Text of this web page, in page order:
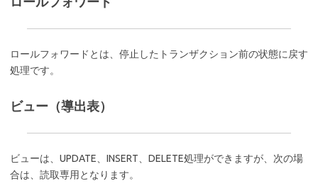
ロールフォワードとは、停止したトランザクション前の状態に戻す
処理です。
ビュー（導出表）
ビューは、UPDATE、INSERT、DELETE処理ができますが、次の場
合は、読取専用となります。